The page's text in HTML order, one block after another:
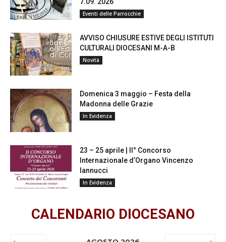
Eventi delle Parrocchie
AVVISO CHIUSURE ESTIVE DEGLI ISTITUTI
CULTURALI DIOCESANI M-A-B
Novità
Domenica 3 maggio – Festa della
Madonna delle Grazie
In Evidenza
23 – 25 aprile | II° Concorso
Internazionale d’Organo Vincenzo
Iannucci
In Evidenza
CALENDARIO DIOCESANO